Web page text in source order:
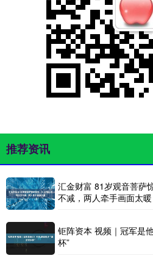
推荐资讯
汇金财富 81岁观音菩萨
不减，两人牵手画面太暖
钜阵资本 视频｜冠军是
杯”